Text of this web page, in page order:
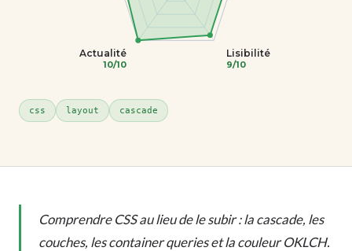
Lisibilité
9/10
Actualité
10/10
css layout cascade
Comprendre CSS au lieu de le subir : la cascade, les
couches, les container queries et la couleur OKLCH.